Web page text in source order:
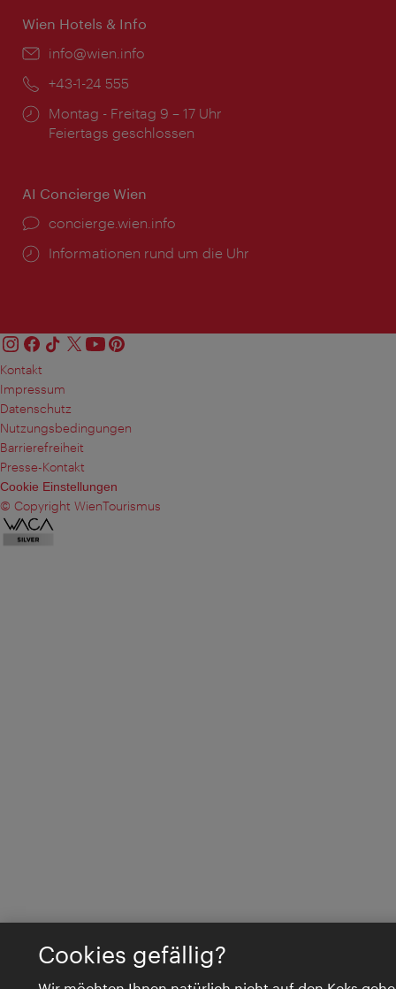
Wien Hotels & Info
Email:
info@wien.info
Telefon:
+43-1-24 555
Öffnungszeiten:
Montag - Freitag 9 – 17 Uhr
Feiertags geschlossen
AI Concierge Wien
Ort:
concierge.wien.info
Öffnungszeiten:
Informationen rund um die Uhr
Kontakt
Impressum
Datenschutz
Nutzungsbedingungen
Barrierefreiheit
Presse-Kontakt
Cookie Einstellungen
© Copyright WienTourismus
Cookies gefällig?